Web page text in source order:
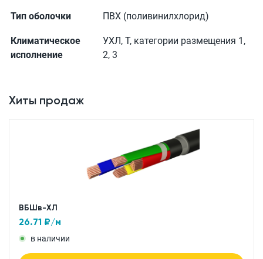
Тип оболочки ПВХ (поливинилхлорид)
Климатическое
исполнение
УХЛ, Т, категории размещения 1,
2, 3
Хиты продаж
ВБШв-ХЛ
26.71 ₽/м
в наличии